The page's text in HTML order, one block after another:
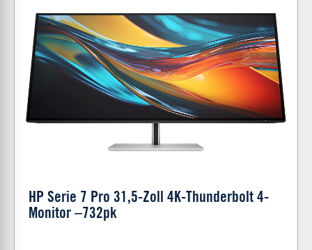
HP Serie 7 Pro 31,5-Zoll 4K-Thunderbolt 4-
Monitor –732pk